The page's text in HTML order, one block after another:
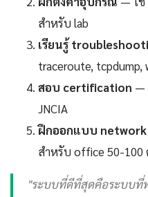
สำหรับ lab
เรียนรู้
traceroute, tcpdump,
สอบ certification —
JNCIA
ฝึกออกแบบ network
สำหรับ office 50-100
"ระบบที่ดีที่สุดคือระบบที่